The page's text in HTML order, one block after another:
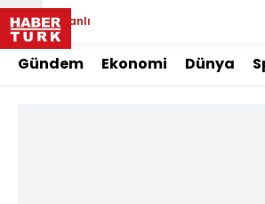
Canlı
Gündem Ekonomi Dünya